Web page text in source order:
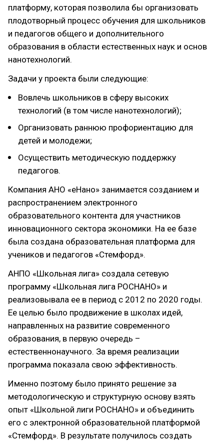
платформу, которая позволила бы организовать
плодотворный процесс обучения для школьников
и педагогов общего и дополнительного
образования в области естественных наук и основ
нанотехнологий.
Задачи у проекта были следующие:
Вовлечь школьников в сферу высоких
технологий (в том числе нанотехнологий);
Организовать раннюю профориентацию для
детей и молодежи;
Осуществить методическую поддержку
педагогов.
Компания АНО «еНано» занимается созданием и
распространением электронного
образовательного контента для участников
инновационного сектора экономики. На ее базе
была создана образовательная платформа для
учеников и педагогов «Стемфорд».
АНПО «Школьная лига» создала сетевую
программу «Школьная лига РОСНАНО» и
реализовывала ее в период с 2012 по 2020 годы.
Ее целью было продвижение в школах идей,
направленных на развитие современного
образования, в первую очередь –
естественнонаучного. За время реализации
программа показала свою эффективность.
Именно поэтому было принято решение за
методологическую и структурную основу взять
опыт «Школьной лиги РОСНАНО» и объединить
его с электронной образовательной платформой
«Стемфорд». В результате получилось создать